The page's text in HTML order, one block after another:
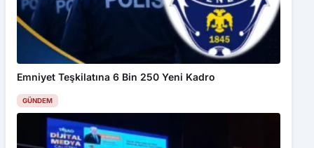
Emniyet Teşkilatına 6 Bin 250 Yeni Kadro
GÜNDEM